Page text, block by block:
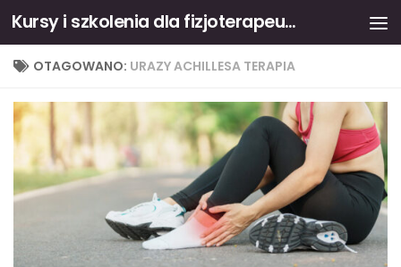
Skip to content Kursy i szkolenia dla fizjoterapeutów
OTAGOWANO: URAZY ACHILLESA TERAPIA